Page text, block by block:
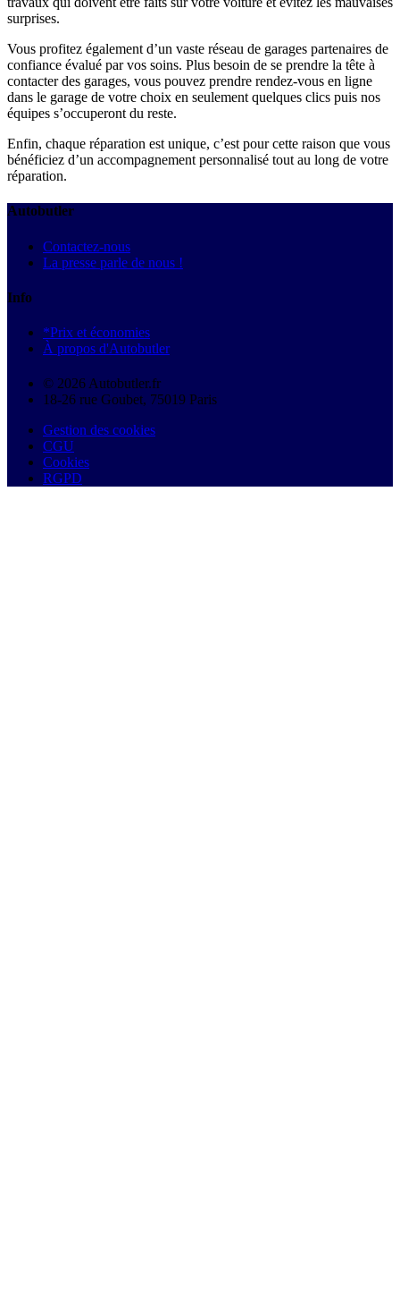
surprises.
Vous profitez également d’un vaste réseau de garages partenaires de
confiance évalué par vos soins. Plus besoin de se prendre la tête à
contacter des garages, vous pouvez prendre rendez-vous en ligne
dans le garage de votre choix en seulement quelques clics puis nos
équipes s’occuperont du reste.
Enfin, chaque réparation est unique, c’est pour cette raison que vous
bénéficiez d’un accompagnement personnalisé tout au long de votre
réparation.
Autobutler
Contactez-nous
La presse parle de nous !
Info
*Prix et économies
À propos d'Autobutler
© 2026 Autobutler.fr
18-26 rue Goubet, 75019 Paris
Gestion des cookies
CGU
Cookies
RGPD